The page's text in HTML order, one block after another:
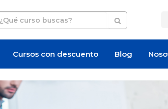
Cursos con descuento Blog